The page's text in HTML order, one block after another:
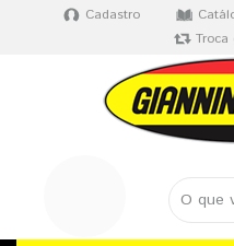
Cadastro